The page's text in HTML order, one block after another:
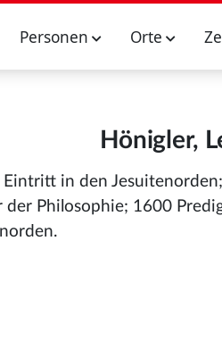
Personen Orte
Hönigler,
Eintritt in den
Philosophie; 1600